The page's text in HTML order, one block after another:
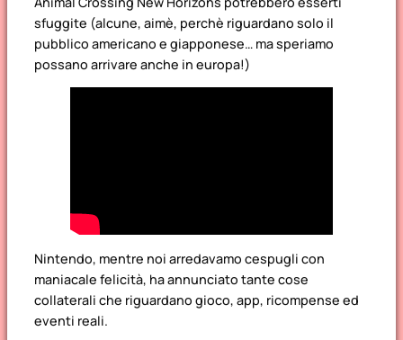
sfuggite (alcune, aimè, perchè riguardano solo il
pubblico americano e giapponese… ma speriamo
possano arrivare anche in europa!)
Nintendo, mentre noi arredavamo cespugli con
maniacale felicità, ha annunciato tante cose
collaterali che riguardano gioco, app, ricompense ed
eventi reali.